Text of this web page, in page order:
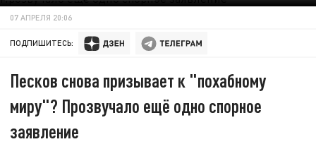
07 АПРЕЛЯ 20:06
ПОДПИШИТЕСЬ:
Песков снова призывает к "похабному
миру"? Прозвучало ещё одно спорное
заявление